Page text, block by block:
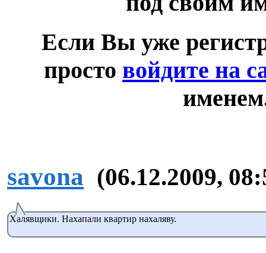
Если Вы уже
просто войдите на
savona (06.12.2009,
Халявщики. Нахапали квартир нахаляву.